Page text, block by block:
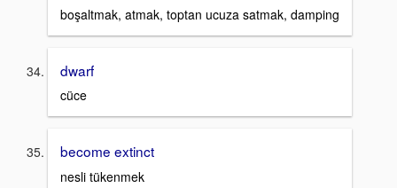
boşaltmak, atmak, toptan ucuza satmak, damping
dwarf
cüce
become extinct
nesli tükenmek